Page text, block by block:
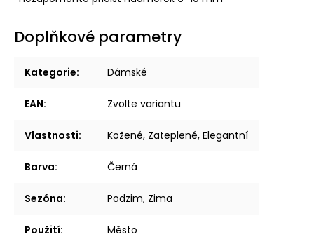
Doplňkové parametry
Kategorie: Dámské
EAN: Zvolte variantu
Vlastnosti: Kožené, Zateplené, Elegantní
Barva: Černá
Sezóna: Podzim, Zima
Použití: Město